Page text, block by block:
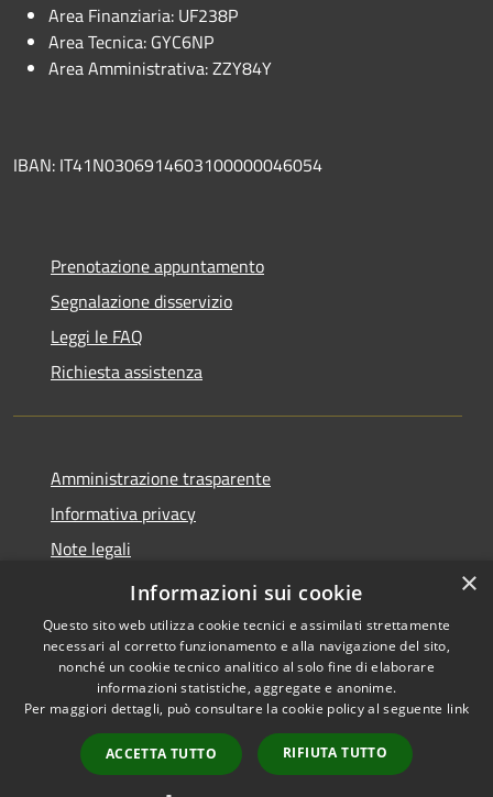
Area Finanziaria: UF238P
Area Tecnica: GYC6NP
Area Amministrativa: ZZY84Y
IBAN: IT41N0306914603100000046054
Prenotazione appuntamento
Segnalazione disservizio
Leggi le FAQ
Richiesta assistenza
Amministrazione trasparente
Informativa privacy
Note legali
Dichiarazione di accessibilità
Accessibilità
Copyright © 2026 • Comune di
Torre Cajetani • Powered by
Municipium•
Accesso
redazione
×
Informazioni sui cookie
Questo sito web utilizza cookie tecnici e assimilati strettamente
necessari al corretto funzionamento e alla navigazione del sito,
nonché un cookie tecnico analitico al solo fine di elaborare
informazioni statistiche, aggregate e anonime.
Per maggiori dettagli, può consultare la cookie policy al seguente link
ACCETTA TUTTO RIFIUTA TUTTO